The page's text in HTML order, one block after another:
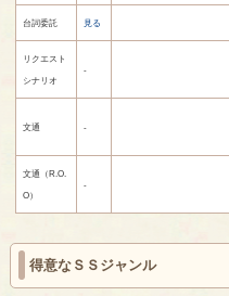
台詞委託 見る
リクエスト
シナリオ
-
文通 -
文通（R.O.
O）
-
得意なＳＳジャンル